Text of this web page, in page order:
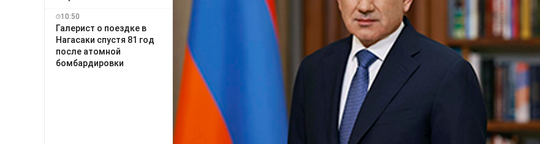
10:50
Галерист о поездке в
Нагасаки спустя 81 год
после атомной
бомбардировки